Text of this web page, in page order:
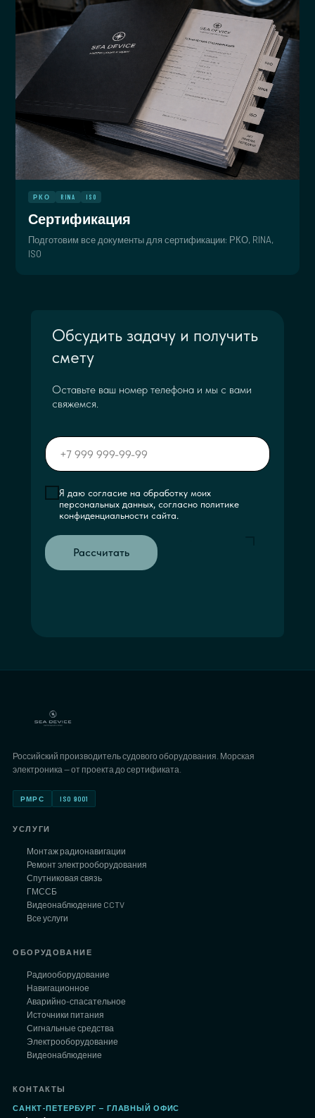
РКО RINA ISO
Сертификация
Подготовим все документы для сертификации: РКО, RINA,
ISO
Обсудить задачу и получить
смету
Оставьте ваш номер телефона и мы с вами
свяжемся.
Я даю согласие на обработку моих
персональных данных, согласно политике
конфиденциальности сайта.
Рассчитать
Российский производитель судового оборудования. Морская
электроника — от проекта до сертификата.
РМРС ISO 9001
УСЛУГИ
Монтаж радионавигации
Ремонт электрооборудования
Спутниковая связь
ГМССБ
Видеонаблюдение CCTV
Все услуги
ОБОРУДОВАНИЕ
Радиооборудование
Навигационное
Аварийно-спасательное
Источники питания
Сигнальные средства
Электрооборудование
Видеонаблюдение
КОНТАКТЫ
САНКТ-ПЕТЕРБУРГ — ГЛАВНЫЙ ОФИС